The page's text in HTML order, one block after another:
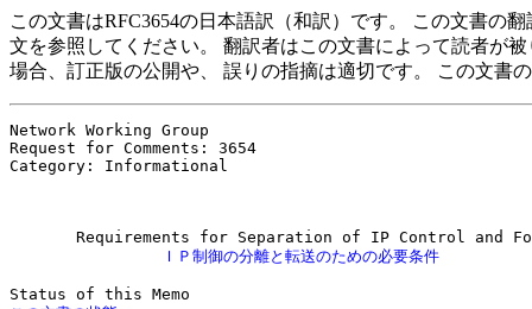
この文書はRFC3654の日本語訳（和訳）です。 この文書の
文を参照してください。 翻訳者はこの文書によって読者が
場合、訂正版の公開や、 誤りの指摘は適切です。 この文書
Network Working Group
Request for Comments: 3654
Category: Informational
                ＩＰ制御の分離と転送のための必要条件